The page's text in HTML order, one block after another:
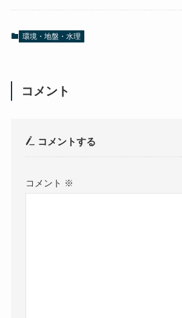
e
b
k
er
環境・地盤・水理
コメント
コメントする
コメント ※